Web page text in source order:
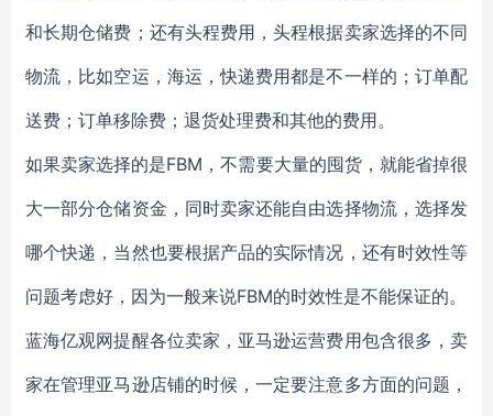
和长期仓储费；还有头程费用，头程根据卖家选择的不同
物流，比如空运，海运，快递费用都是不一样的；订单配
送费；订单移除费；退货处理费和其他的费用。
如果卖家选择的是FBM，不需要大量的囤货，就能省掉很
大一部分仓储资金，同时卖家还能自由选择物流，选择发
哪个快递，当然也要根据产品的实际情况，还有时效性等
问题考虑好，因为一般来说FBM的时效性是不能保证的。
蓝海亿观网提醒各位卖家，亚马逊运营费用包含很多，卖
家在管理亚马逊店铺的时候，一定要注意多方面的问题，